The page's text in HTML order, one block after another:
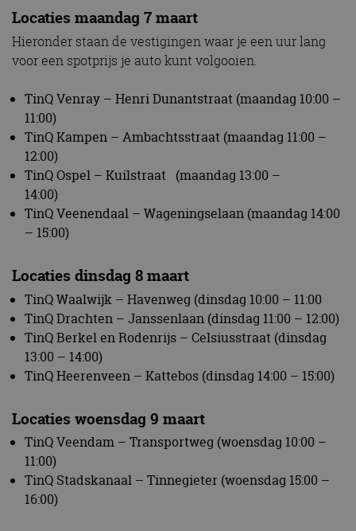
Locaties maandag 7 maart
Hieronder staan de vestigingen waar je een uur lang
voor een spotprijs je auto kunt volgooien.
TinQ Venray – Henri Dunantstraat (maandag 10:00 –
11:00)
TinQ Kampen – Ambachtsstraat (maandag 11:00 –
12:00)
TinQ Ospel – Kuilstraat (maandag 13:00 –
14:00)
TinQ Veenendaal – Wageningselaan (maandag 14:00
– 15:00)
Locaties dinsdag 8 maart
TinQ Waalwijk – Havenweg (dinsdag 10:00 – 11:00
TinQ Drachten – Janssenlaan (dinsdag 11:00 – 12:00)
TinQ Berkel en Rodenrijs – Celsiusstraat (dinsdag
13:00 – 14:00)
TinQ Heerenveen – Kattebos (dinsdag 14:00 – 15:00)
Locaties woensdag 9 maart
TinQ Veendam – Transportweg (woensdag 10:00 –
11:00)
TinQ Stadskanaal – Tinnegieter (woensdag 15:00 –
16:00)